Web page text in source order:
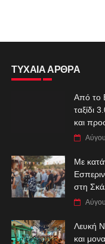
ΤΥΧΑΙΑ ΑΡΘΡΑ
Από το
ταξίδι
και
Με
στη
Λευκή
και